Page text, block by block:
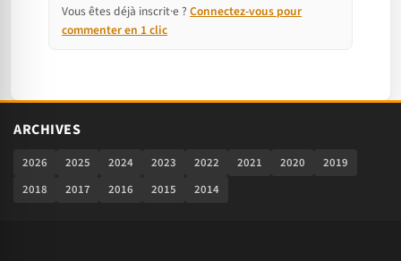
Vous êtes déjà inscrit·e ? Connectez-vous pour
commenter en 1 clic
ARCHIVES
2026 2025 2024 2023 2022 2021 2020
2019
2018
2017 2016 2015 2014